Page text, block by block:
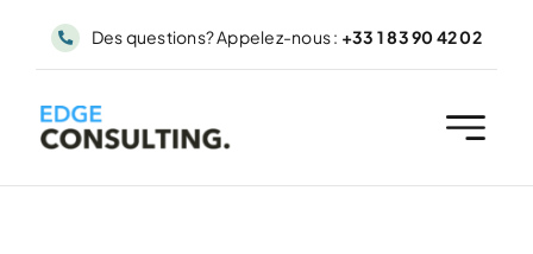
Des questions? Appelez-nous : +33 1 83 90 42 02